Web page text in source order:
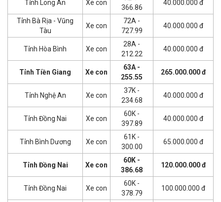
Tỉnh Long An Xe con
366.86
40.000.000 đ
Tỉnh Bà Rịa - Vũng
Tàu
Xe con
72A -
727.99
40.000.000 đ
Tỉnh Hòa Bình Xe con
28A -
212.22
40.000.000 đ
Tỉnh Tiền Giang Xe con
63A -
255.55
265.000.000 đ
Tỉnh Nghệ An Xe con
37K -
234.68
40.000.000 đ
Tỉnh Đồng Nai Xe con
60K -
397.89
40.000.000 đ
Tỉnh Bình Dương Xe con
61K -
300.00
65.000.000 đ
Tỉnh Đồng Nai Xe con
60K -
386.68
120.000.000 đ
Tỉnh Đồng Nai Xe con
60K -
378.79
100.000.000 đ